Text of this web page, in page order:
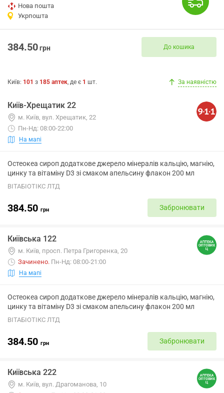
Нова пошта
Укрпошта
384.50грн До кошика
Київ: 101 з 185 аптек, де є 1 шт. За наявністю
Київ-Хрещатик 22
м. Київ, вул. Хрещатик, 22
Пн-Нд: 08:00-22:00
На мапі
Остеокеа сироп додаткове джерело мінералів кальцію, магнію,
цинку та вітаміну D3 зі смаком апельсину флакон 200 мл
ВІТАБІОТІКС ЛТД
384.50 грн Забронювати
Київська 122
м. Київ, просп. Петра Григоренка, 20
Зачинено. Пн-Нд: 08:00-21:00
На мапі
Остеокеа сироп додаткове джерело мінералів кальцію, магнію,
цинку та вітаміну D3 зі смаком апельсину флакон 200 мл
ВІТАБІОТІКС ЛТД
384.50 грн Забронювати
Київська 222
м. Київ, вул. Драгоманова, 10